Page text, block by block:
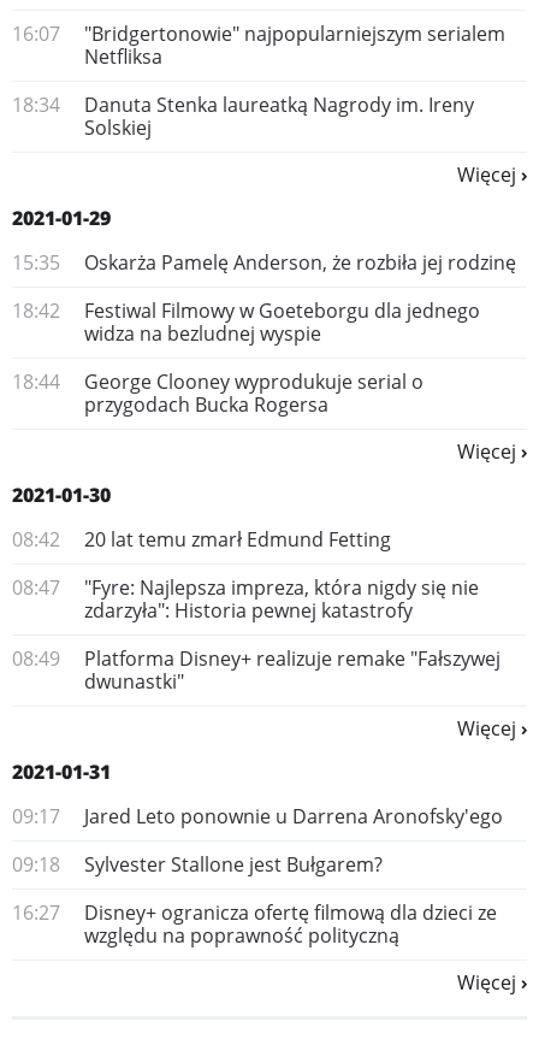
16:07
"Bridgertonowie" najpopularniejszym serialem
Netfliksa
18:34
Danuta Stenka laureatką Nagrody im. Ireny
Solskiej
Więcej
2021-01-29
15:35
Oskarża Pamelę Anderson, że rozbiła jej rodzinę
18:42
Festiwal Filmowy w Goeteborgu dla jednego
widza na bezludnej wyspie
18:44
George Clooney wyprodukuje serial o
przygodach Bucka Rogersa
Więcej
2021-01-30
08:42
20 lat temu zmarł Edmund Fetting
08:47
"Fyre: Najlepsza impreza, która nigdy się nie
zdarzyła": Historia pewnej katastrofy
08:49
Platforma Disney+ realizuje remake "Fałszywej
dwunastki"
Więcej
2021-01-31
09:17
​Jared Leto ponownie u Darrena Aronofsky'ego
09:18
Sylvester Stallone jest Bułgarem?
16:27
Disney+ ogranicza ofertę filmową dla dzieci ze
względu na poprawność polityczną
Więcej